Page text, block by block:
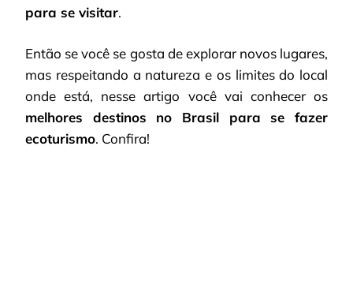
para se visitar.
Então se você se gosta de explorar novos lugares,
mas respeitando a natureza e os limites do local
onde está, nesse artigo você vai conhecer os
melhores destinos no Brasil para se fazer
ecoturismo. Confira!